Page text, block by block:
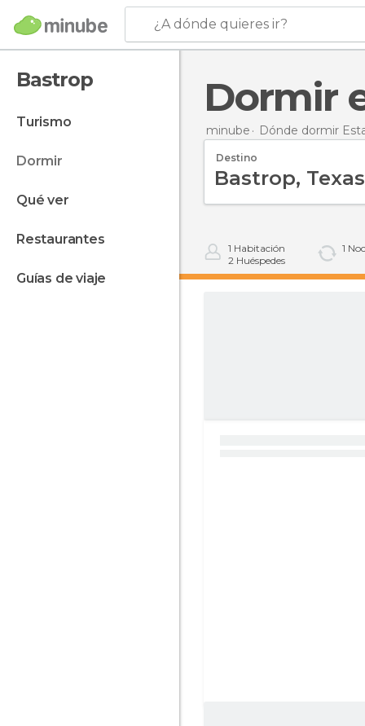
¿A dónde quieres ir?
Bastrop
turismo
dormir
qué ver
restaurantes
guías de viaje
minube Dónde dormir
Destino
1 Habitación
2 Huéspedes
1